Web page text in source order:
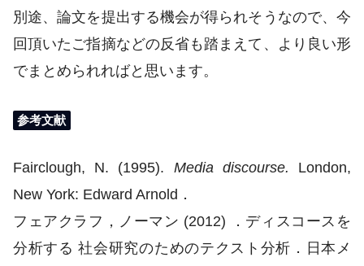
別途、論文を提出する機会が得られそうなので、今
回頂いたご指摘などの反省も踏まえて、より良い形
でまとめられればと思います。
参考文献
Fairclough, N. (1995). Media discourse. London,
New York: Edward Arnold．
フェアクラフ，ノーマン (2012) ．ディスコースを
分析する 社会研究のためのテクスト分析．日本メ